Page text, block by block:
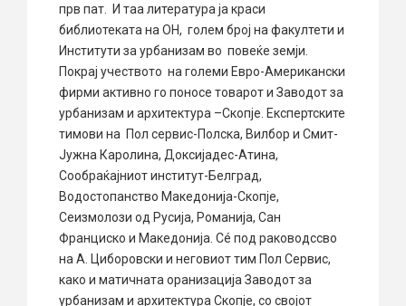
прв пат. И таа литература ја краси
библиотеката на ОН, голем број на факултети и
Институти за урбанизам во повеќе земји.
Покрај учеството на големи Евро-Американски
фирми активно го поносе товарот и Заводот за
урбанизам и архитектура –Скопје. Експертските
тимови на Пол сервис-Полска, Вилбор и Смит-
Јужна Каролина, Доксијадес-Атина,
Сообраќајниот институт-Белград,
Водостопанство Македонија-Скопје,
Сеизмолози од Русија, Романија, Сан
Франциско и Македонија. Сé под раководссво
на А. Циборовски и неговиот тим Пол Сервис,
како и матичната оранизација Заводот за
урбанизам и архитектура Скопје, со својот